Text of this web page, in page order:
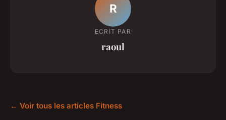
R
ECRIT PAR
raoul
← Voir tous les articles Fitness